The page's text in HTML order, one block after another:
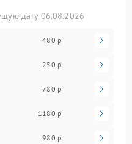
дату 06.08.2026
480 р
250 р
780 р
1180 р
980 р